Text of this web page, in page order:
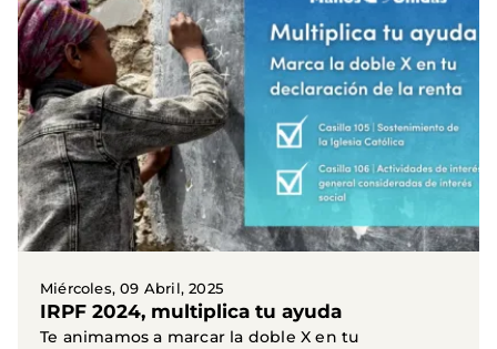
Miércoles, 09 Abril, 2025
IRPF 2024, multiplica tu ayuda
Te animamos a marcar la doble X en tu